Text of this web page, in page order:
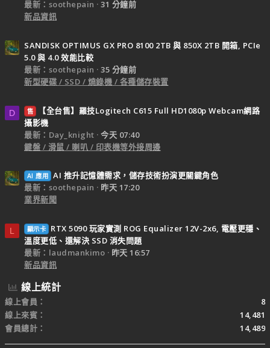
最新：soothepain
31 分鐘前
新品資訊
SANDISK OPTIMUS GX PRO 8100 2TB 與 850X 2TB 開箱, PCIe
5.0 與 4.0 效能比較
最新：soothepain
35 分鐘前
新型硬碟 / SSD / 燒錄機 / 各種儲存裝置
D 售
【全台售】羅技Logitech C615 Full HD1080p Webcam網路
攝影機
最新：Day_knight
今天 07:40
鍵盤 / 滑鼠 / 喇叭 / 印表機等外接周邊
AI 應用 AI 推升記憶體需求，儲存技術扮演更關鍵角色
最新：soothepain
昨天 17:20
業界新聞
L 顯示卡
RTX 5090 玩家實測 ROG Equalizer 12V-2x6, 電壓更穩、
溫度更低、還解決 SSD 消失問題
最新：laudmankimo
昨天 16:57
新品資訊
線上統計
線上會員
8
線上來賓
14,481
會員總計
14,489